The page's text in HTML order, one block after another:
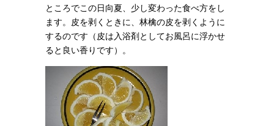
ところでこの日向夏、少し変わった食べ方をし
ます。皮を剥くときに、林檎の皮を剥くように
するのです（皮は入浴剤としてお風呂に浮かせ
ると良い香りです）。